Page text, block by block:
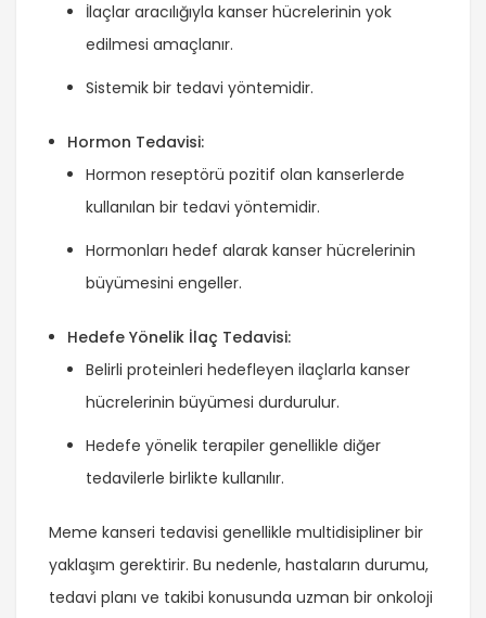
İlaçlar aracılığıyla kanser hücrelerinin yok
edilmesi amaçlanır.
Sistemik bir tedavi yöntemidir.
Hormon Tedavisi:
Hormon reseptörü pozitif olan kanserlerde
kullanılan bir tedavi yöntemidir.
Hormonları hedef alarak kanser hücrelerinin
büyümesini engeller.
Hedefe Yönelik İlaç Tedavisi:
Belirli proteinleri hedefleyen ilaçlarla kanser
hücrelerinin büyümesi durdurulur.
Hedefe yönelik terapiler genellikle diğer
tedavilerle birlikte kullanılır.
Meme kanseri tedavisi genellikle multidisipliner bir
yaklaşım gerektirir. Bu nedenle, hastaların durumu,
tedavi planı ve takibi konusunda uzman bir onkoloji